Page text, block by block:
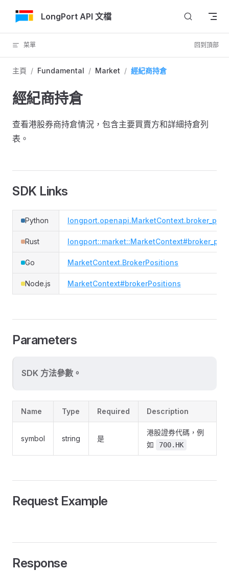
跳轉到內容LongPort API 文檔
菜單 回到頂部
主頁 / Fundamental / Market / 經紀商持倉
經紀商持倉
查看港股券商持倉情況，包含主要買賣方和詳細持倉列
表。
SDK Links
Python
Rust
Go MarketContext.BrokerPositions
Node.js MarketContext#brokerPositions
Parameters
SDK 方法參數。
Name Type Required Description
symbol string 是
港股證券代碼，例
如
700.HK
Request Example
Response